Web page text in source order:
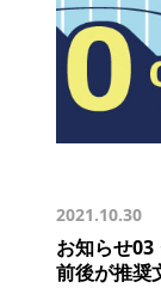
2021.10.30
お知らせ03
前後が推奨